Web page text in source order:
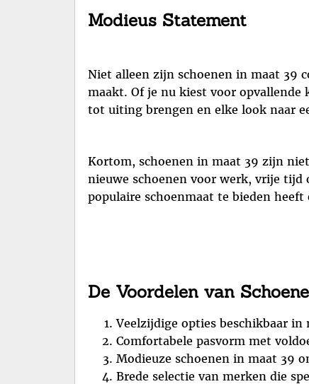
Modieus Statement
Niet alleen zijn schoenen in maat 39
maakt. Of je nu kiest voor
tot uiting brengen en elke look naar
Kortom, schoenen in maat 39 zijn
nieuwe schoenen voor werk, vrije tijd
populaire schoenmaat te bieden
De Voordelen van
Veelzijdige opties beschikbaar in
Comfortabele pasvorm met
Modieuze schoenen in maat 39
Brede selectie van merken die